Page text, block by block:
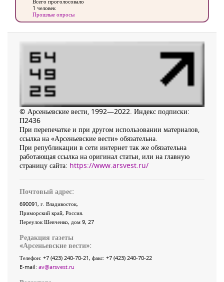
1 человек
Прошлые опросы
© Арсеньевские вести, 1992—2022. Индекс подписки:
П2436
При перепечатке и при другом использовании материалов,
ссылка на «Арсеньевские вести» обязательна.
При републикации в сети интернет так же обязательна
работающая ссылка на оригинал статьи, или на главную
страницу сайта: https://www.arsvest.ru/
Почтовый адрес:
690091, г. Владивосток,
Приморский край, Россия
Переулок Шевченко, дом 9, 27
Редакция газеты
«Арсеньевские вести»:
Телефон: +7 (423) 240-70-21, факс: +7 (423) 240-70-22
E-mail: av@arsvest.ru